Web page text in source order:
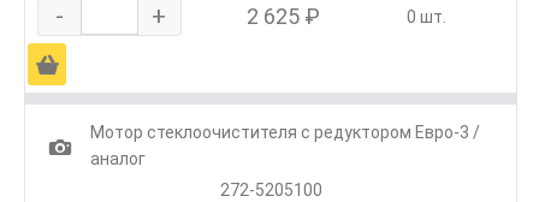
- + 2 625 ₽ 0 шт.
Ä
1
Мотор стеклоочистителя с редуктором Евро-3 /
аналог
272-5205100